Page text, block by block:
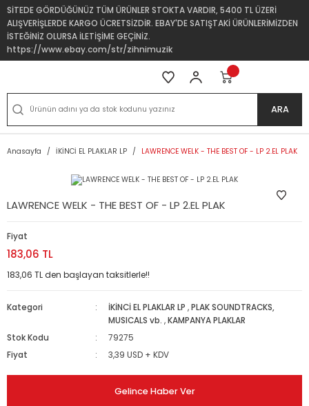
SİTEDE GÖRDÜĞÜNÜZ TÜM ÜRÜNLER STOKTA VARDIR, 5400 TL ÜZERİ
ALIŞVERİŞLERDE KARGO ÜCRETSİZDİR. EBAY'DE SATIŞTAKİ ÜRÜNLERİMİZDEN
İSTEĞİNİZ OLURSA İLETİŞİME GEÇİNİZ.
https://www.ebay.com/str/zihnimuzik
ARA
Anasayfa İKİNCİ EL PLAKLAR LP LAWRENCE WELK - THE BEST OF - LP 2.EL PLAK
LAWRENCE WELK - THE BEST OF - LP 2.EL PLAK
Fiyat
183,06 TL
183,06 TL den başlayan taksitlerle!!
Kategori İKİNCİ EL PLAKLAR LP ,PLAK SOUNDTRACKS,
MUSICALS vb. ,KAMPANYA PLAKLAR
Stok Kodu
79275
Fiyat
3,39 USD + KDV
Gelince Haber Ver